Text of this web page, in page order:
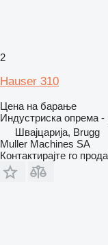
2
Hauser 310
Цена на барање
Индустриска опрема -
Швајцарија, Brugg
Muller Machines SA
Контактирајте го